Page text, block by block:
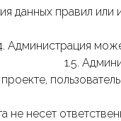
данных правил
Администрация
1.5.
проекте,
не несет